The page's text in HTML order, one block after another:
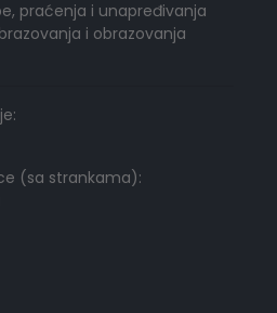
praćenja i unapređivanja
i obrazovanja
(sa strankama):